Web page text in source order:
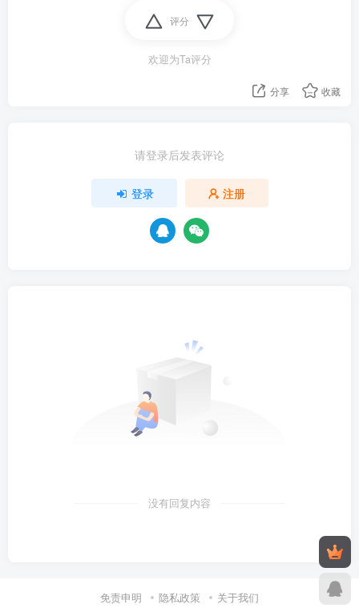
评分
欢迎为Ta评分
分享 收藏
请登录后发表评论
登录 注册
没有回复内容
免责申明 隐私政策 关于我们